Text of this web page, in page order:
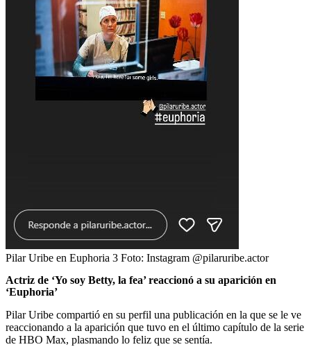
Pilar Uribe en Euphoria 3 Foto: Instagram @pilaruribe.actor
Actriz de ‘Yo soy Betty, la fea’ reaccionó a su aparición en
‘Euphoria’
Pilar Uribe compartió en su perfil una publicación en la que se le ve
reaccionando a la aparición que tuvo en el último capítulo de la serie
de HBO Max, plasmando lo feliz que se sentía.